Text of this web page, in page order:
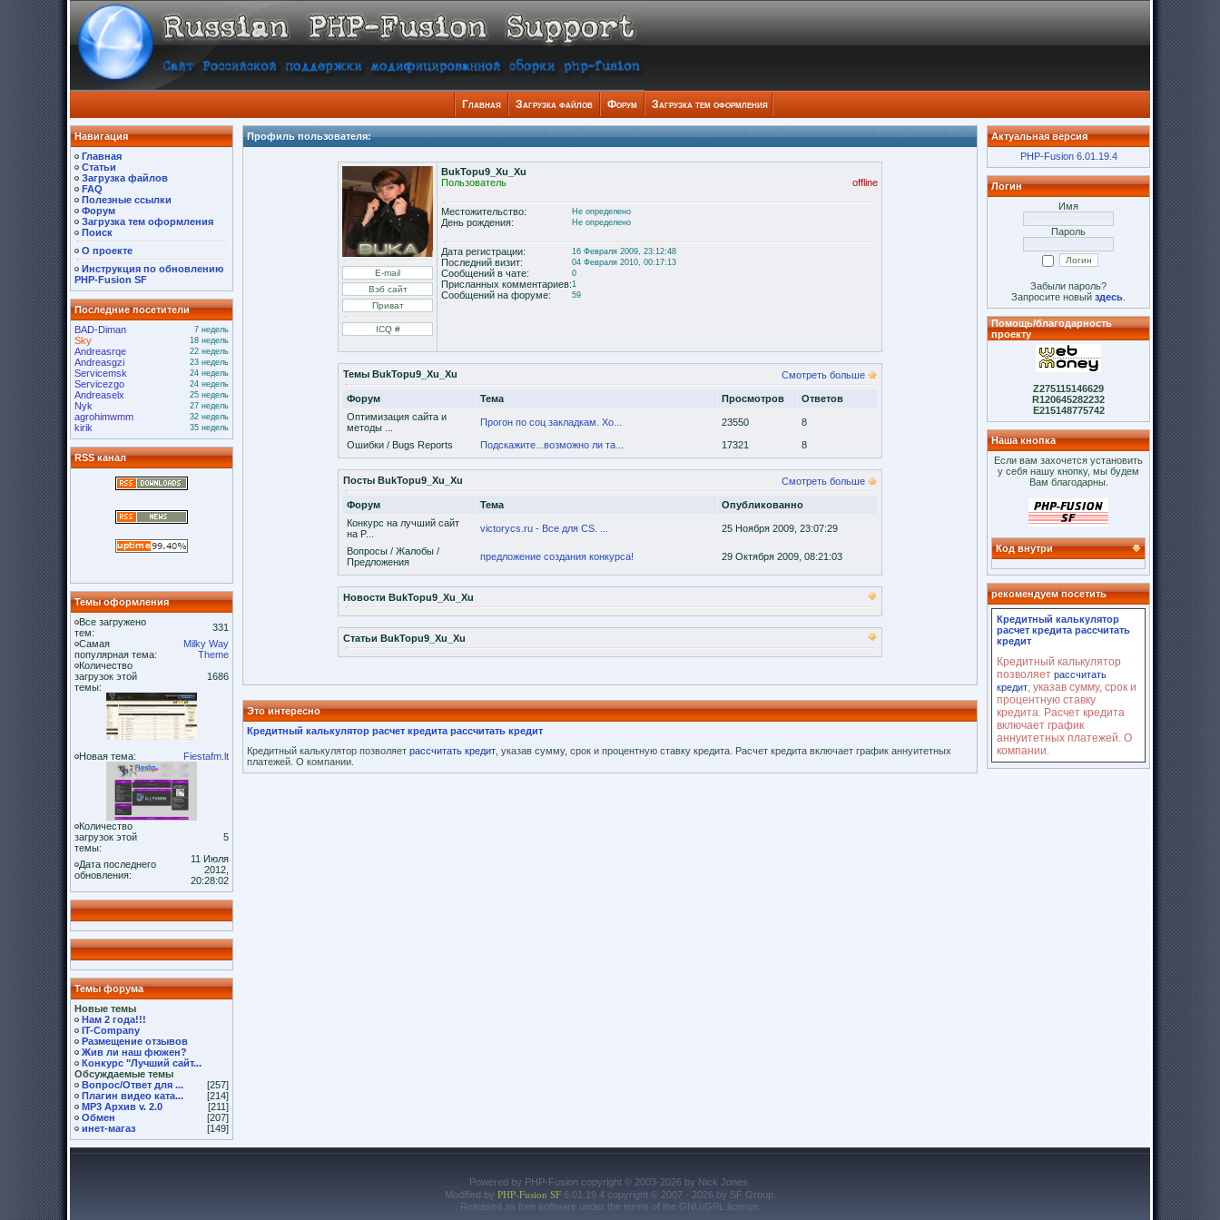
Главная Загрузка файлов Форум Загрузка тем оформления
Навигация
Главная
Статьи
Загрузка файлов
FAQ
Полезные ссылки
Форум
Загрузка тем оформления
Поиск
О проекте
Инструкция по обновлению
PHP-Fusion SF
Последние посетители
BAD-Diman
7 недель
Sky 18 недель
Andreasrqe 22 недель
Andreasgzi 23 недель
Servicemsk 24 недель
Servicezgo 24 недель
Andreaselx 25 недель
Nyk 27 недель
agrohimwmm 32 недель
kirik 35 недель
RSS канал
Темы оформления
Все загружено
тем:
331
Самая
популярная тема:
Milky Way
Theme
Количество
загрузок этой
темы:
1686
Новая тема: Fiestafm.lt
Количество
загрузок этой
темы:
5
Дата последнего
обновления:
11 Июля
2012,
20:28:02
Темы форума
Новые темы
Нам 2 года!!!
IT-Company
Размещение отзывов
Жив ли наш фюжен?
Конкурс "Лучший сайт...
Обсуждаемые темы
Вопрос/Ответ для ...
[257]
Плагин видео ката...
[214]
MP3 Архив v. 2.0
[211]
Обмен
[207]
инет-магаз
[149]
Профиль пользователя:
BukTopu9_Xu_Xu
Пользователь
offline
Местожительство: Не определено
День рождения: Не определено
Дата регистрации: 16 Февраля 2009, 23:12:48
Последний визит: 04 Февраля 2010, 00:17:13
Сообщений в чате: 0
Присланных комментариев:1
Сообщений на форуме: 59
Темы BukTopu9_Xu_Xu Смотреть больше
Форум Тема Просмотров
Ответов
Оптимизация сайта и
методы ...
Прогон по соц закладкам. Хо... 23550 8
Ошибки / Bugs Reports Подскажите...возможно ли та... 17321 8
Посты BukTopu9_Xu_Xu Смотреть больше
Форум Тема
Опубликованно
Конкурс на лучший сайт
на P...
victorycs.ru - Все для CS. ... 25 Ноября 2009, 23:07:29
Вопросы / Жалобы /
Предложения
предложение создания конкурса! 29 Октября 2009, 08:21:03
Новости BukTopu9_Xu_Xu
Статьи BukTopu9_Xu_Xu
Это интересно
Кредитный калькулятор расчет кредита рассчитать кредит
Кредитный калькулятор позволяет рассчитать кредит , указав сумму, срок и процентную ставку кредита. Расчет кредита включает график аннуитетных
платежей. О компании.
Актуальная версия
PHP-Fusion 6.01.19.4
Логин
Имя
Пароль
Забыли пароль?
Запросите новый здесь
Помощь/благодарность
проекту
Z275115146629
R120645282232
E215148775742
Наша кнопка
Если вам захочется установить
у себя нашу кнопку, мы будем
Вам благодарны.
Код внутри
рекомендуем посетить
Кредитный калькулятор
расчет кредита рассчитать
кредит
Кредитный калькулятор
позволяет рассчитать
кредит, указав сумму, срок и
процентную ставку
кредита. Расчет кредита
включает график
аннуитетных платежей. О
компании.
Powered by PHP-Fusion copyright © 2003-2026 by Nick Jones.
Modified by PHP-Fusion SF6.01.19.4 copyright © 2007 - 2026 by SF Group.
Released as free software under the terms of the GNU/GPL license.